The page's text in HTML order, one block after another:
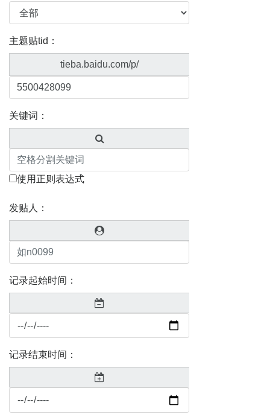
主题贴tid：
tieba.baidu.com/p/
关键词：
使用正则表达式
发贴人：
记录起始时间：
记录结束时间：